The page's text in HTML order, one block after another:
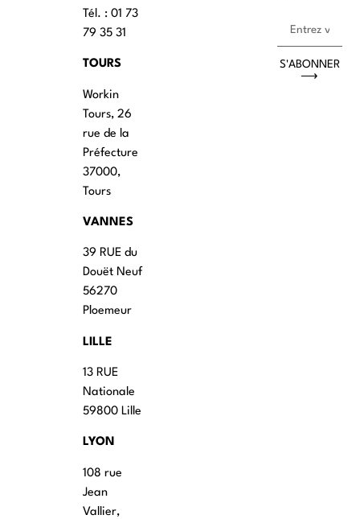
Tél. : 01 73
79 35 31
TOURS
Workin
Tours, 26
rue de la
Préfecture
37000,
Tours
VANNES
39 RUE du
Douët Neuf
56270
Ploemeur
LILLE
13 RUE
Nationale
59800 Lille
LYON
108 rue
Jean
Vallier,
S'ABONNER
⟶